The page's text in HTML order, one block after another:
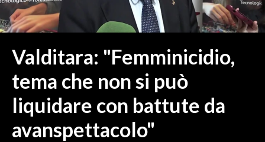
NUORO E PROVINCIA
OGLIASTRA
ITALIA
MONDO
POLITICA
Valditara: "Femminicidio,
tema che non si può
liquidare con battute da
avanspettacolo"